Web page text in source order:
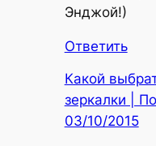
Энджой!)
Ответить
Какой
зеркалки |
03/10/2015